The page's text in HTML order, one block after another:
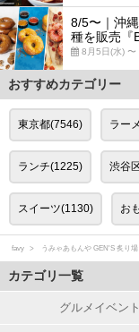
8/5〜｜沖
種を販売『
8月5日(水) 〜
おすすめカテゴリー
東京都(7546) ラー
ランチ(1225) 渋谷
スイーツ(1130) お
favy うみゃあもんや GEN'S 炙り
カテゴリ一覧
グルメイベント